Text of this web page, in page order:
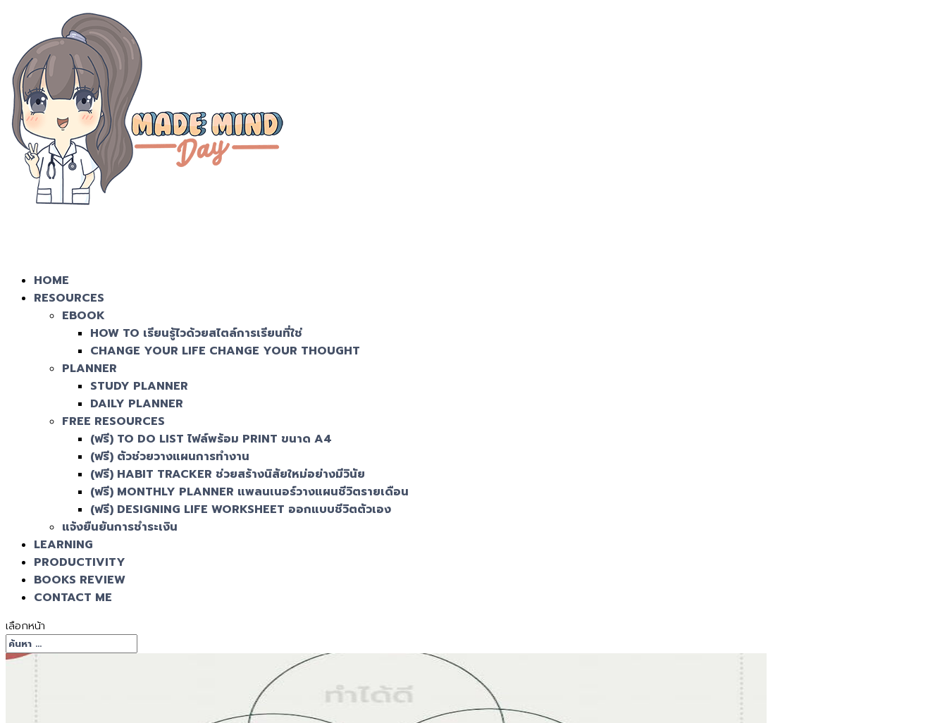
HOME
RESOURCES
EBOOK
HOW TO เรียนรู้ไวด้วยสไตล์การเรียนที่ใช่
CHANGE YOUR LIFE CHANGE YOUR THOUGHT
PLANNER
STUDY PLANNER
DAILY PLANNER
FREE RESOURCES
(ฟรี) TO DO LIST ไฟล์พร้อม PRINT ขนาด A4
(ฟรี) ตัวช่วยวางแผนการทำงาน
(ฟรี) HABIT TRACKER ช่วยสร้างนิสัยใหม่อย่างมีวินัย
(ฟรี) MONTHLY PLANNER แพลนเนอร์วางแผนชีวิตรายเดือน
(ฟรี) DESIGNING LIFE WORKSHEET ออกแบบชีวิตตัวเอง
แจ้งยืนยันการชำระเงิน
LEARNING
PRODUCTIVITY
BOOKS REVIEW
CONTACT ME
เลือกหน้า